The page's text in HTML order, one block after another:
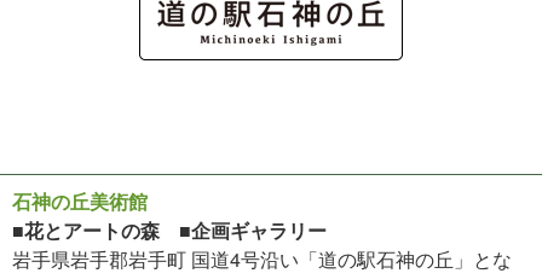
石神の丘美術館
■花とアートの森 ■企画ギャラリー
岩手県岩手郡岩手町 国道4号沿い「道の駅石神の丘」とな